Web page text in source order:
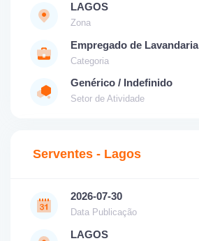
LAGOS
Zona
Empregado de Lavandaria
Categoria
Genérico / Indefinido
Setor de Atividade
Serventes - Lagos
2026-07-30
Data Publicação
LAGOS